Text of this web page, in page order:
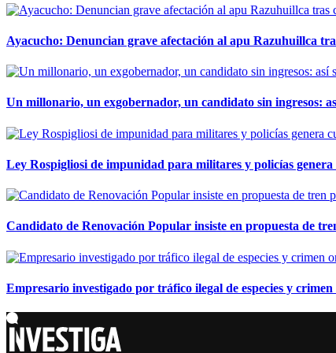
Ayacucho: Denuncian grave afectación al apu Razuhuillca
Un millonario, un exgobernador, un candidato sin ingresos:
Ley Rospigliosi de impunidad para militares y policías
Candidato de Renovación Popular insiste en propuesta de
Empresario investigado por tráfico ilegal de especies y